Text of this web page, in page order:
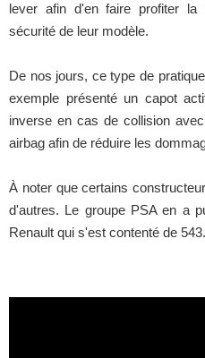
lever afin d'en faire profiter la
sécurité de leur modèle.
De nos jours, ce type de
exemple présenté un capot
inverse en cas de collision
airbag afin de réduire les
À noter que certains
d'autres. Le groupe PSA en a
Renault qui s'est contenté de 543.